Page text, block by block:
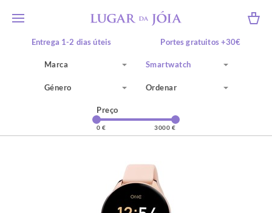
Entrega 1-2 dias úteis Portes gratuitos +30€
10% desconto +50€* Recolha em loja física
Marca Smartwatch
Género Ordenar
Preço
0 € 3000 €